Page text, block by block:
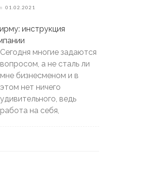
01.02.2021
Сегодня многие задаются
вопросом, а не сталь ли
мне бизнесменом и в
этом нет ничего
удивительного, ведь
работа на себя,